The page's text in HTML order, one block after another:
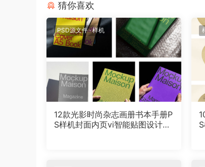
猜你喜欢
PSD源文件·样机
12款光影时尚杂志画册书本手册P
S样机封面内页vi智能贴图设计素